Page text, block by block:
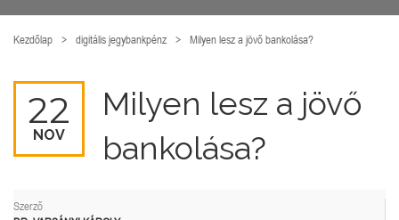
Kezdőlap digitális jegybankpénz Milyen lesz a jövő bankolása?
22
NOV
Milyen lesz a jövő
bankolása?
Szerző